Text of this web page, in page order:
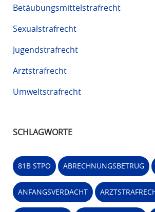
Betäubungsmittelstrafrecht
Sexualstrafrecht
Jugendstrafrecht
Arztstrafrecht
Umweltstrafrecht
SCHLAGWORTE
81B STPO ABRECHNUNGSBETRUG
ANFANGSVERDACHT